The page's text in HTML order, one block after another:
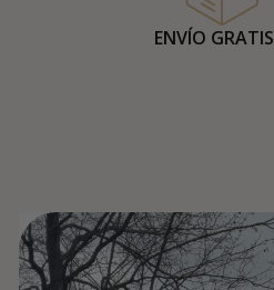
ENVÍO GRATIS